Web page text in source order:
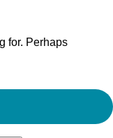
for. Perhaps